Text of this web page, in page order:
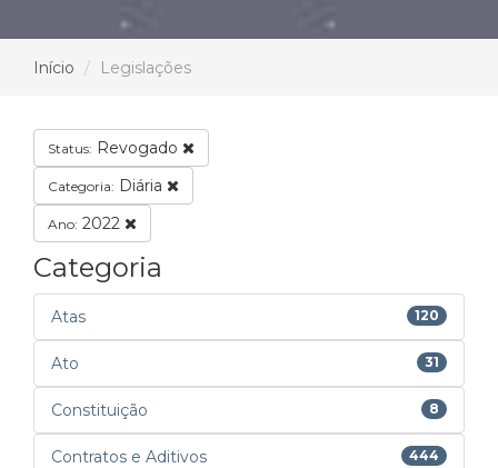
Início Legislações
Status: Revogado
Categoria: Diária
Ano: 2022
Categoria
Atas 120
Ato 31
Constituição 8
Contratos e Aditivos 444